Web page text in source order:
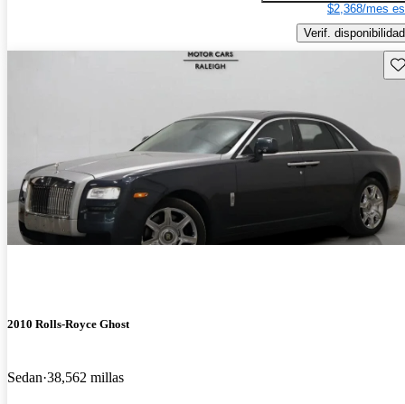
$2,368/mes
Verif. disponibilidad
2010 Rolls-Royce Ghost
Sedan 38,562 millas